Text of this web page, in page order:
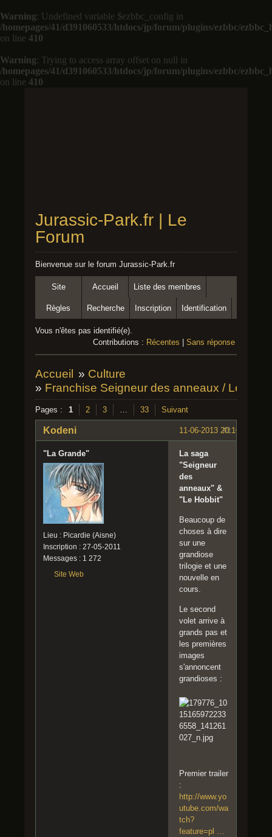
Warning: Undefined variable $ezbbc_config in
/homepages/41/d391060533/htdocs/jp/forum/plugins/ezbbc/
on line 410
Warning: Trying to access array offset on null in
/homepages/41/d391060533/htdocs/jp/forum/plugins/ezbbc/
on line 410
Jurassic-Park.fr | Le
Forum
Bienvenue sur le forum Jurassic-Park.fr
Site Accueil Liste des membres
Règles Recherche Inscription Identification
Vous n'êtes pas identifié(e).
Contributions : Récentes Sans réponse
Accueil » Culture
» Franchise Seigneur des anneaux / Le
Pages : 1 2 3 … 33 Suivant
#1
11-06-2013 20:10:04
Kodeni
"La Grande"
Lieu : Picardie (Aisne)
Inscription : 27-05-2011
Messages : 1 272
Site Web
La saga
"Seigneur
des
anneaux" &
"Le Hobbit"
Beaucoup de
choses à dire
sur une
grandiose
trilogie et une
nouvelle en
cours.
Le second
volet arrive à
grands pas et
les premières
images
s'annoncent
grandioses :
Premier trailer
:
http://www.yo
utube.com/wa
tch?
feature=pl …